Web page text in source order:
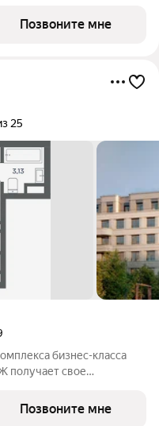
Позвоните мне
25
бизнес-класса
получает свое
городского жилья,
Позвоните мне